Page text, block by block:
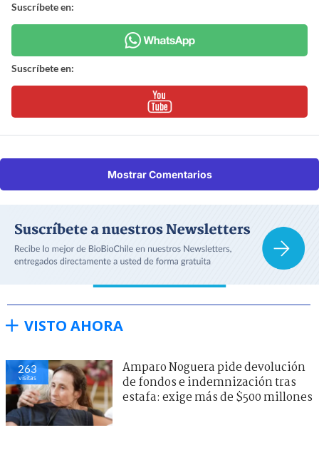
Suscríbete en:
Suscríbete en:
Mostrar Comentarios
VISTO AHORA
263
visitas
Amparo Noguera pide devolución
de fondos e indemnización tras
estafa: exige más de $500 millones